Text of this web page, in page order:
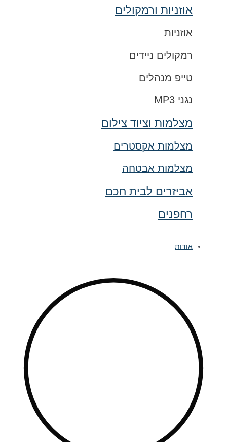
אוזניות ורמקולים
אוזניות
רמקולים ניידים
טייפ מנהלים
נגני MP3
מצלמות וציוד צילום
מצלמות אקסטרים
מצלמות אבטחה
אביזרים לבית חכם
רחפנים
אודות